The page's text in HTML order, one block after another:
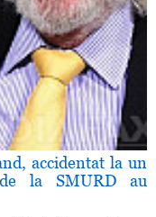
accidentat la un
la SMURD au